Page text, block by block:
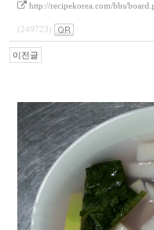
http://recipekorea.com/bbs/
(249723)
이전글